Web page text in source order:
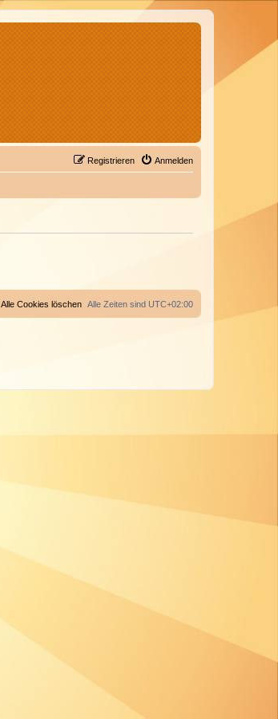
Anmelden
Registrieren
Alle Zeiten sind UTC+02:00
Alle Cookies löschen